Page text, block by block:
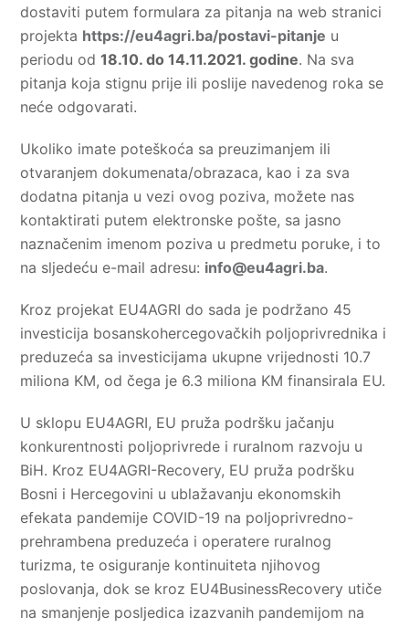
dostaviti putem formulara za pitanja na web stranici
projekta https://eu4agri.ba/postavi-pitanje u
periodu od18.10. do 14.11.2021. godine. Na sva
pitanja koja stignu prije ili poslije navedenog roka se
neće odgovarati.
Ukoliko imate poteškoća sa preuzimanjem ili
otvaranjem dokumenata/obrazaca, kao i za sva
dodatna pitanja u vezi ovog poziva, možete nas
kontaktirati putem elektronske pošte, sa jasno
naznačenim imenom poziva u predmetu poruke, i to
na sljedeću e-mail adresu: info@eu4agri.ba.
Kroz projekat EU4AGRI do sada je podržano 45
investicija bosanskohercegovačkih poljoprivrednika i
preduzeća sa investicijama ukupne vrijednosti 10.7
miliona KM, od čega je 6.3 miliona KM finansirala EU.
U sklopu EU4AGRI, EU pruža podršku jačanju
konkurentnosti poljoprivrede i ruralnom razvoju u
BiH. Kroz EU4AGRI-Recovery, EU pruža podršku
Bosni i Hercegovini u ublažavanju ekonomskih
efekata pandemije COVID-19 na poljoprivredno-
prehrambena preduzeća i operatere ruralnog
turizma, te osiguranje kontinuiteta njihovog
poslovanja, dok se kroz EU4BusinessRecovery utiče
na smanjenje posljedica izazvanih pandemijom na